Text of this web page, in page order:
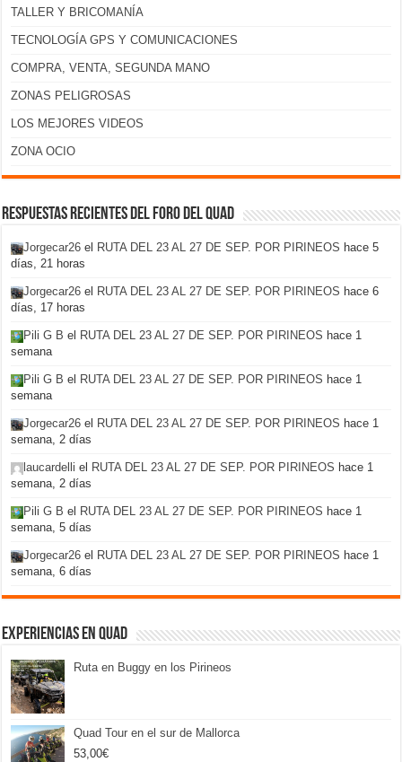
TALLER Y BRICOMANÍA
TECNOLOGÍA GPS Y COMUNICACIONES
COMPRA, VENTA, SEGUNDA MANO
ZONAS PELIGROSAS
LOS MEJORES VIDEOS
ZONA OCIO
Respuestas recientes del foro del Quad
Jorgecar26 el RUTA DEL 23 AL 27 DE SEP. POR PIRINEOS hace 5
días, 21 horas
Jorgecar26 el RUTA DEL 23 AL 27 DE SEP. POR PIRINEOS hace 6
días, 17 horas
Pili G B el RUTA DEL 23 AL 27 DE SEP. POR PIRINEOS hace 1
semana
Pili G B el RUTA DEL 23 AL 27 DE SEP. POR PIRINEOS hace 1
semana
Jorgecar26 el RUTA DEL 23 AL 27 DE SEP. POR PIRINEOS hace 1
semana, 2 días
laucardelli el RUTA DEL 23 AL 27 DE SEP. POR PIRINEOS hace 1
semana, 2 días
Pili G B el RUTA DEL 23 AL 27 DE SEP. POR PIRINEOS hace 1
semana, 5 días
Jorgecar26 el RUTA DEL 23 AL 27 DE SEP. POR PIRINEOS hace 1
semana, 6 días
Experiencias en Quad
Ruta en Buggy en los Pirineos
Quad Tour en el sur de Mallorca
53,00€